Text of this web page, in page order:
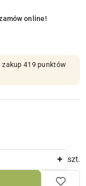
online!
zakup 419 punktów
szt.